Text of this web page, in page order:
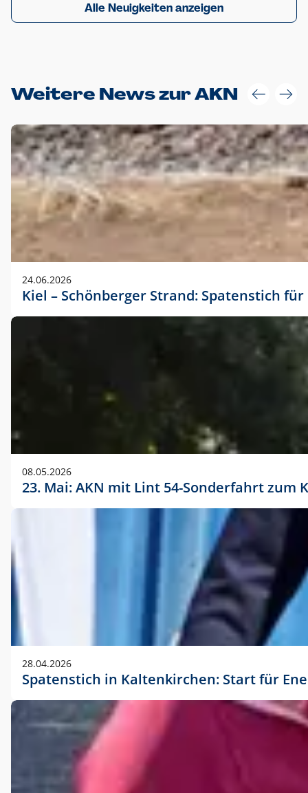
Alle Neuigkeiten anzeigen
Weitere News zur AKN
24.06.2026
Kiel – Schönberger Strand: Spatenstich
08.05.2026
23. Mai: AKN mit Lint 54-Sonderfahrt
28.04.2026
Spatenstich in Kaltenkirchen: Start für